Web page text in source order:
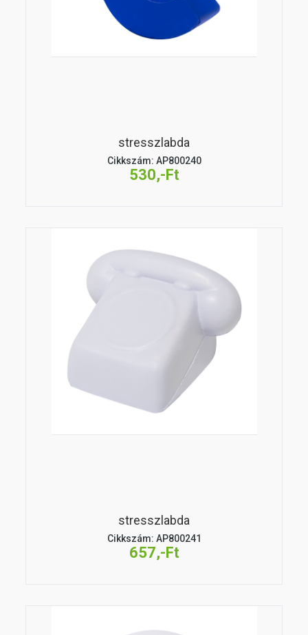
stresszlabda
Cikkszám: AP800240
530,-Ft
stresszlabda
Cikkszám: AP800241
657,-Ft